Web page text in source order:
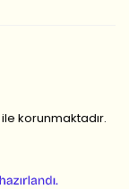
ile korunmaktadır.